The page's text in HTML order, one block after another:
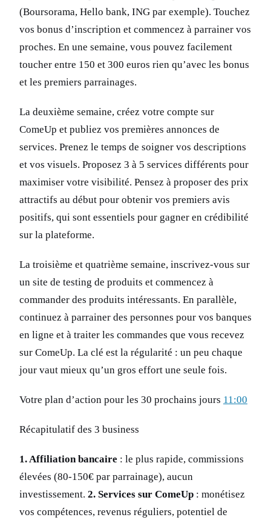
(Boursorama, Hello bank, ING par exemple). Touchez
vos bonus d’inscription et commencez à parrainer vos
proches. En une semaine, vous pouvez facilement
toucher entre 150 et 300 euros rien qu’avec les bonus
et les premiers parrainages.
La deuxième semaine, créez votre compte sur
ComeUp et publiez vos premières annonces de
services. Prenez le temps de soigner vos descriptions
et vos visuels. Proposez 3 à 5 services différents pour
maximiser votre visibilité. Pensez à proposer des prix
attractifs au début pour obtenir vos premiers avis
positifs, qui sont essentiels pour gagner en crédibilité
sur la plateforme.
La troisième et quatrième semaine, inscrivez-vous sur
un site de testing de produits et commencez à
commander des produits intéressants. En parallèle,
continuez à parrainer des personnes pour vos banques
en ligne et à traiter les commandes que vous recevez
sur ComeUp. La clé est la régularité : un peu chaque
jour vaut mieux qu’un gros effort une seule fois.
Votre plan d’action pour les 30 prochains jours 11:00
Récapitulatif des 3 business
1. Affiliation bancaire : le plus rapide, commissions
élevées (80-150€ par parrainage), aucun
investissement. 2. Services sur ComeUp : monétisez
vos compétences, revenus réguliers, potentiel de